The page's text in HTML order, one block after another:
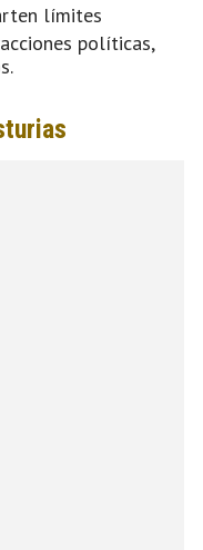
límites
políticas,